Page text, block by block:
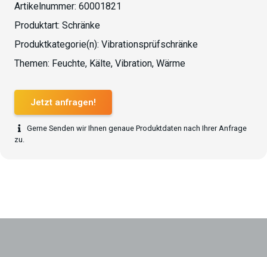
Artikelnummer: 60001821
Produktart: Schränke
Produktkategorie(n): Vibrationsprüfschränke
Themen: Feuchte, Kälte, Vibration, Wärme
Jetzt anfragen!
Gerne Senden wir Ihnen genaue Produktdaten nach Ihrer Anfrage
zu.